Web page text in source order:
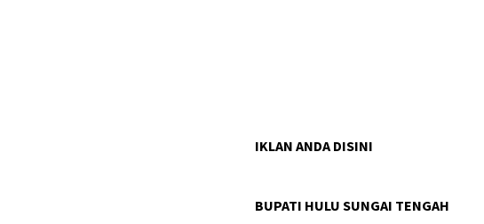
IKLAN ANDA DISINI
BUPATI HULU SUNGAI TENGAH